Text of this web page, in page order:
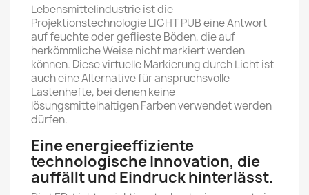
Lebensmittelindustrie ist die
Projektionstechnologie LIGHT PUB eine Antwort
auf feuchte oder geflieste Böden, die auf
herkömmliche Weise nicht markiert werden
können. Diese virtuelle Markierung durch Licht ist
auch eine Alternative für anspruchsvolle
Lastenhefte, bei denen keine
lösungsmittelhaltigen Farben verwendet werden
dürfen.
Eine energieeffiziente
technologische Innovation, die
auffällt und Eindruck hinterlässt.